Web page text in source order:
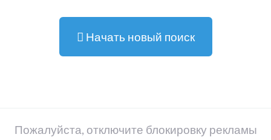
Начать новый поиск
Пожалуйста, отключите блокировку рекламы